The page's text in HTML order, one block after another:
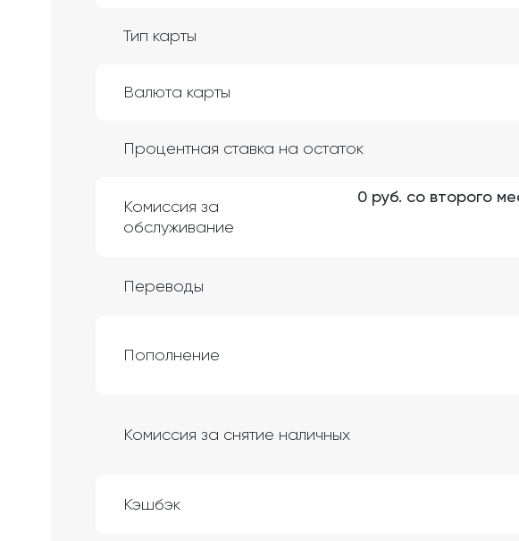
Тип карты
Валюта карты
Процентная ставка на остаток
Комиссия за
обслуживание
0 руб. со второго
Переводы
Пополнение
Комиссия за снятие наличных
Кэшбэк